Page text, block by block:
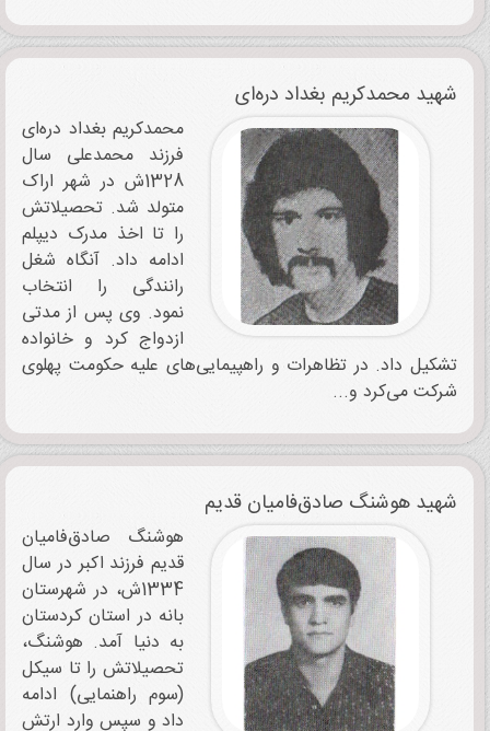
شهید محمدکریم بغداد دره‌ای
محمدکریم بغداد دره‌ای
فرزند محمدعلی سال
1328ش در شهر اراک
متولد شد. تحصیلاتش
را تا اخذ مدرک دیپلم
ادامه داد. آنگاه شغل
رانندگی را انتخاب
نمود. وی پس از مدتی
ازدواج کرد و خانواده
تشکیل داد. در تظاهرات و راهپیمایی‌های علیه حکومت پهلوی
شرکت می‌کرد و...
شهید هوشنگ صادق‌فامیان‌ قدیم
هوشنگ صادق‌فامیان‌
قدیم فرزند اکبر در سال
1334ش، در شهرستان
بانه در استان کردستان
به دنیا آمد. هوشنگ،
تحصیلاتش را تا سیکل
(سوم راهنمایی) ادامه
داد و سپس وارد ارتش